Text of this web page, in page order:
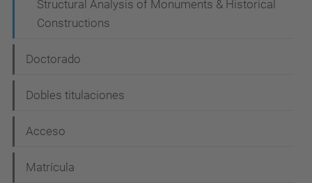
Structural Analysis of Monuments & Historical
Constructions
Doctorado
Dobles titulaciones
Acceso
Matrícula